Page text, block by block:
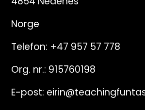
Norge
Telefon: +47 957 57 778
Org. nr.: 915760198
E-post: